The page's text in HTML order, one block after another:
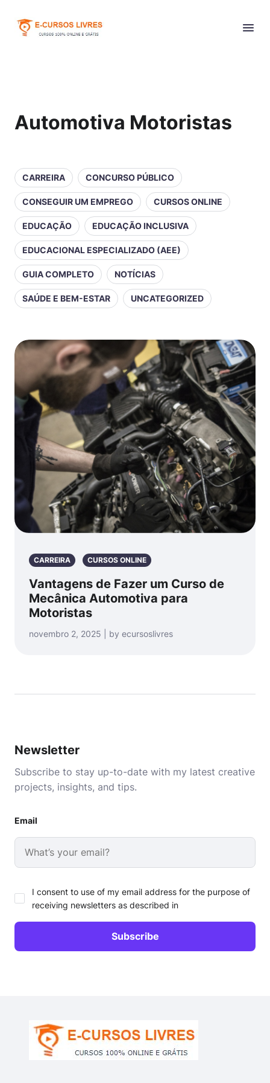
Automotiva Motoristas
CARREIRA CONCURSO PÚBLICO
CONSEGUIR UM EMPREGO CURSOS ONLINE
EDUCAÇÃO EDUCAÇÃO INCLUSIVA
EDUCACIONAL ESPECIALIZADO (AEE)
GUIA COMPLETO NOTÍCIAS
SAÚDE E BEM-ESTAR UNCATEGORIZED
CARREIRA CURSOS ONLINE
Vantagens de Fazer um Curso de
Mecânica Automotiva para
Motoristas
novembro 2, 2025 | by ecursoslivres
Newsletter
Subscribe to stay up-to-date with my latest creative
projects, insights, and tips.
Email
I consent to use of my email address for the purpose of
receiving newsletters as described in